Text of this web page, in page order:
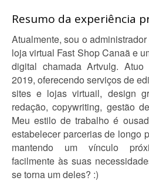
Resumo da experiência
Atualmente, sou o
loja virtual Fast Shop Canaã e
digital chamada Artvulg.
2019, oferecendo serviços de
sites e lojas virtuail, design
redação, copywriting, gestão
Meu estilo de trabalho é
estabelecer parcerias de longo
mantendo um vínculo
facilmente às suas
se torna um deles? :)